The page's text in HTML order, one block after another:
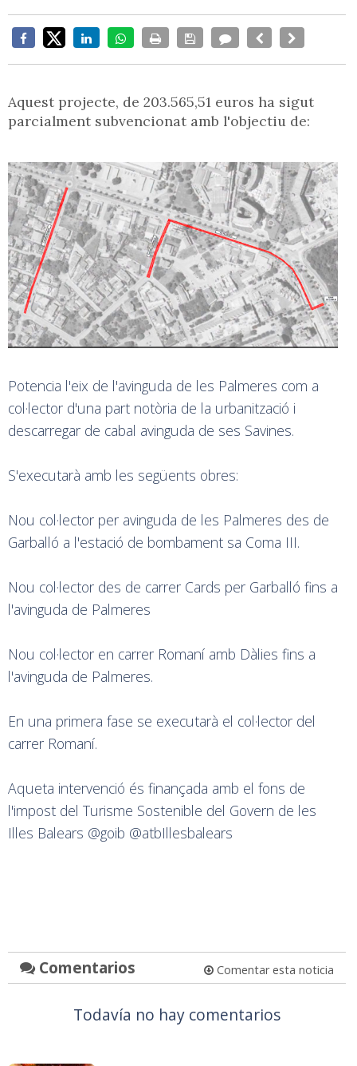
Aquest projecte, de 203.565,51 euros ha sigut
parcialment subvencionat amb l'objectiu de:
Potencia l'eix de l'avinguda de les Palmeres com a
col·lector d'una part notòria de la urbanització i
descarregar de cabal avinguda de ses Savines.
S'executarà amb les següents obres:
Nou col·lector per avinguda de les Palmeres des de
Garballó a l'estació de bombament sa Coma III.
Nou col·lector des de carrer Cards per Garballó fins a
l'avinguda de Palmeres
Nou col·lector en carrer Romaní amb Dàlies fins a
l'avinguda de Palmeres.
En una primera fase se executarà el col·lector del
carrer Romaní.
Aqueta intervenció és finançada amb el fons de
l'impost del Turisme Sostenible del Govern de les
Illes Balears @goib @atbIllesbalears
Comentarios Comentar esta noticia
Todavía no hay comentarios